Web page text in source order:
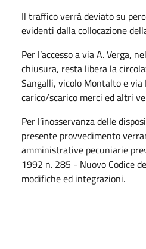
Il traffico verrà deviato su
evidenti dalla collocazione
Per l’accesso a via A. Verga,
chiusura, resta libera la
Sangalli, vicolo Montalto e via
carico/scarico merci ed altri
Per l’inosservanza delle
presente provvedimento
amministrative pecuniarie
1992 n. 285 - Nuovo Codice
modifiche ed integrazioni.